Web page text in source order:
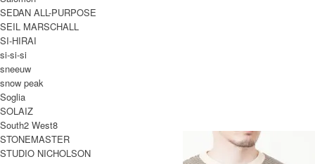
ina (イナ) コットンウールヘリン
ボンブラッシュワッシャーサルエ
ルパンツ
SEDAN ALL-PURPOSE
SEIL MARSCHALL
SI-HIRAI
si-si-si
sneeuw
snow peak
Soglia
SOLAIZ
South2 West8
STONEMASTER
STUDIO NICHOLSON